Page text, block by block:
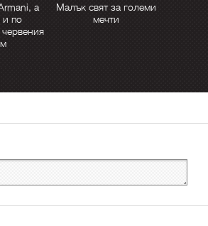
а
по
Малък свят за големи
мечти